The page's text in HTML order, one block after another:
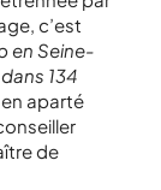
c’est
en Seine-
134
aparté
de